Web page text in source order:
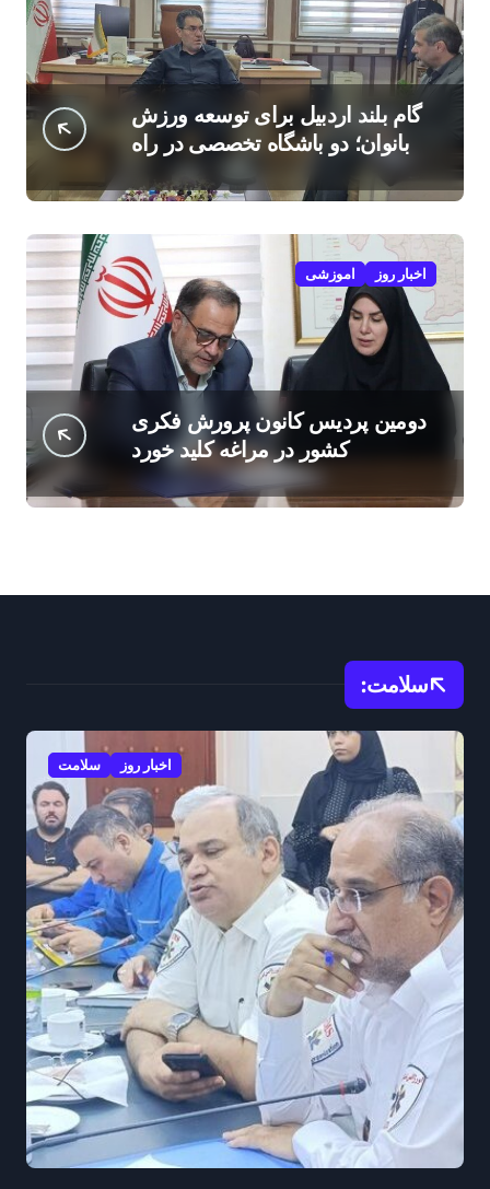
گام بلند اردبیل برای توسعه ورزش
بانوان؛ دو باشگاه تخصصی در راه
است
اخبار روز اموزشی
دومین پردیس کانون پرورش فکری
کشور در مراغه کلید خورد
سلامت:
اخبار روز سلامت